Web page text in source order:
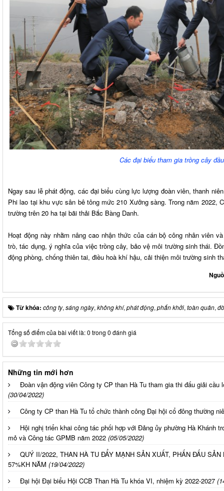
Các đại biểu tham gia trồng cây
Ngay sau lễ phát động, các đại biểu cùng lực lượng đoàn viên, thanh
Phi lao tại khu vực sân bê tông mức 210 Xưởng sàng. Trong năm 2022,
trường trên 20 ha tại bãi thải Bắc Bàng Danh.
Hoạt động này nhằm nâng cao nhận thức của cán bộ công nhân viên
trò, tác dụng, ý nghĩa của việc trồng cây, bảo vệ môi trường sinh thái.
động phòng, chống thiên tai, điều hoà khí hậu, cải thiện môi trường sinh
Từ khóa: công ty, sáng ngày, không khí, phát động, phấn khởi, toàn quân,
Tổng số điểm của bài viết là: 0 trong 0 đánh giá
Những tin mới hơn
Đoàn vận động viên Công ty CP than Hà Tu tham gia thi đấu giải cầu
(30/04/2022)
Công ty CP than Hà Tu tổ chức thành công Đại hội cổ đông thường
Hội nghị triển khai công tác phối hợp với Đảng ủy phường Hà Khánh
mỏ và Công tác GPMB năm 2022 (05/05/2022)
QUÝ II/2022, THAN HÀ TU ĐẨY MẠNH SẢN XUẤT, PHẤN ĐẤU
57%KH NĂM (19/04/2022)
Đại hội Đại biểu Hội CCB Than Hà Tu khóa VI, nhiệm kỳ 2022-2027